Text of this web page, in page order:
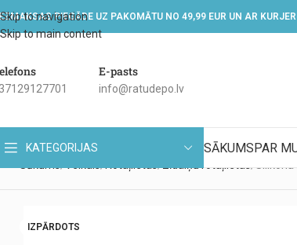
Skip to navigation
Skip to main content
PIEGĀDE UZ PAKOMĀTU NO 49,99 EUR UN AR
E-pasts
info@ratudepo.lv
KATEGORIJAS SĀKUMSPAR
IZPĀRDOTS